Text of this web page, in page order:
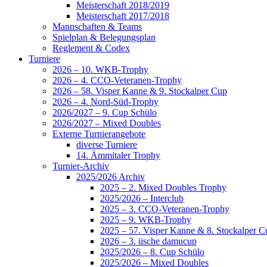
Meisterschaft 2018/2019
Meisterschaft 2017/2018
Mannschaften & Teams
Spielplan & Belegungsplan
Reglement & Codex
Turniere
2026 – 10. WKB-Trophy
2026 – 4. CCO-Veteranen-Trophy
2026 – 58. Visper Kanne & 9. Stockalper Cup
2026 – 4. Nord-Süd-Trophy
2026/2027 – 9. Cup Schülo
2026/2027 – Mixed Doubles
Externe Turnierangebote
diverse Turniere
14. Ämmitaler Trophy
Turnier-Archiv
2025/2026 Archiv
2025 – 2. Mixed Doubles Trophy
2025/2026 – Interclub
2025 – 3. CCO-Veteranen-Trophy
2025 – 9. WKB-Trophy
2025 – 57. Visper Kanne & 8. Stockalper
2026 – 3. iische damucup
2025/2026 – 8. Cup Schülo
2025/2026 – Mixed Doubles